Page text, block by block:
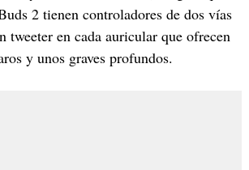
2 tienen controladores de dos vías
tweeter en cada auricular que ofrecen
y unos graves profundos.